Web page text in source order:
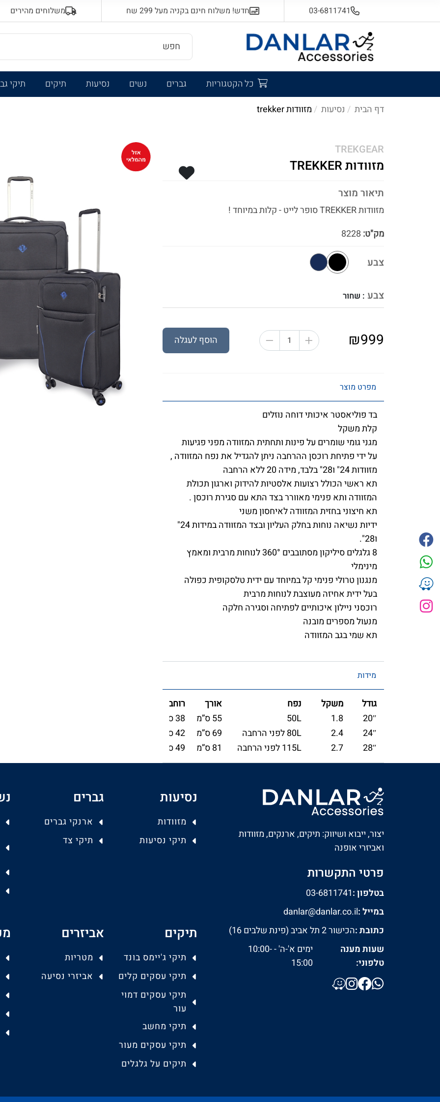
03-6811741 חדש! משלוח חינם בקניה מעל 299 שח משלוחים מהירים
כל הקטגוריות גברים נשים נסיעות תיקים
תיקי גב
דף הבית
נסיעות מזוודות trekker
TREKGEAR
מזוודות TREKKER
תיאור מוצר
מזוודות TREKKER סופר לייט - קלות במיוחד !
מק"ט:
צבע
צבע : שחור
₪999 הוסף לעגלה
מפרט מוצר
בד פוליאסטר איכותי דוחה נוזלים
קלת משקל
מגני גומי שומרים על פינות ותחתית המזוודה מפני פגיעות
על ידי פתיחת רוכסן ההרחבה ניתן להגדיל את נפח המזוודה ,
מזוודות 24" ו28" בלבד, מידה 20 ללא הרחבה
תא ראשי הכולל רצועות אלסטיות להידוק וארגון תכולת
המזוודה ותא פנימי מאוורר בצד התא עם סגירת רוכסן .
תא חיצוני בחזית המזוודה לאיחסון משני
ידיות נשיאה נוחות בחלק העליון ובצד המזוודה במידות 24"
ו28".
8 גלגלים סיליקון מסתובבים 360° לנוחות מרבית ומאמץ
מינימלי
מנגנון טרולי פנימי קל במיוחד עם ידית טלסקופית כפולה
בעל ידית אחיזה מעוצבת לנוחות מרבית
רוכסני ניילון איכותיים לפתיחה וסגירה חלקה
מנעול מספרים מובנה
תא שמי בגב המזוודה
מידות
גודל משקל נפח אורך רוחב
20″
1.8
50L 55 ס”מ 38 ס”מ
24″
2.4 80L לפני הרחבה 69 ס”מ 42 ס”מ
28″
2.7 115L לפני הרחבה 81 ס”מ 49 ס”מ
יצור, ייבוא ושיווק: תיקים, ארנקים, מזוודות
ואביזרי אופנה
פרטי התקשרות
בטלפון :03-6811741
במייל :danlar@danlar.co.il
כתובת :הכישור 2 תל אביב (פינת שלבים 16)
שעות מענה
טלפוני:
ימים א'-ה' - 10:00-
15:00
נסיעות
מזוודות
תיקי נסיעות
גברים
ארנקי גברים
תיקי צד
תיקים
תיקי ג'יימס בונד
תיקי עסקים קלים
תיקי עסקים דמוי
עור
תיקי מחשב
תיקי עסקים מעור
תיקים על גלגלים
אביזרים
מטריות
אביזרי נסיעה